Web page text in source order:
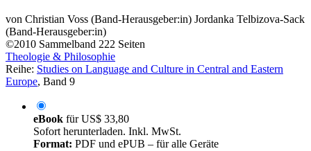
von Christian Voss (Band-Herausgeber:in) Jordanka Telbizova-Sack
(Band-Herausgeber:in)
©2010 Sammelband 222 Seiten
Theologie & Philosophie
Reihe: Studies on Language and Culture in Central and Eastern
Europe, Band 9
eBook fürUS$ 33,80
Sofort herunterladen. Inkl. MwSt.
Format: PDF und ePUB – für alle Geräte